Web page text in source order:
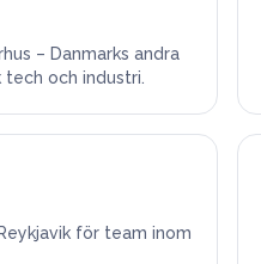
– Danmarks andra
och industri.
för team inom